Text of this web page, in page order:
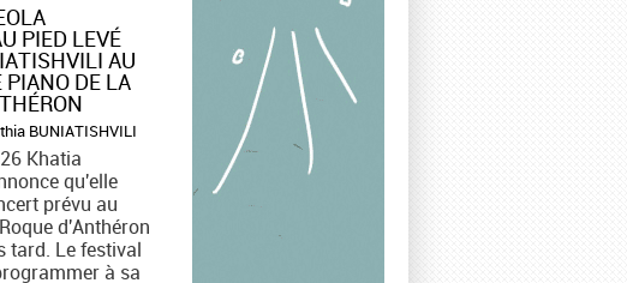
PIED LEVÉ
AU
PIANO DE LA
BUNIATISHVILI
Khatia
qu'elle
prévu au
d'Anthéron
tard. Le festival
à sa